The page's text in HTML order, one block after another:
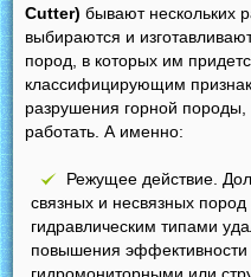
Cutter) бывают нескольких
выбираются и
пород, в которых им
классифицирующим
разрушения горной породы,
работать. А именно:
Режущее действие.
связных и несвязных
гидравлическим типами
повышения эффективности